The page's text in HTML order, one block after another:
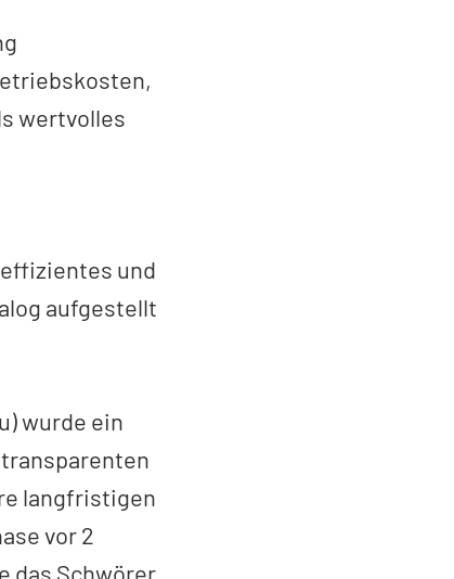
wertvolles
und
aufgestellt
wurde ein
langfristigen
vor 2
das Schwörer